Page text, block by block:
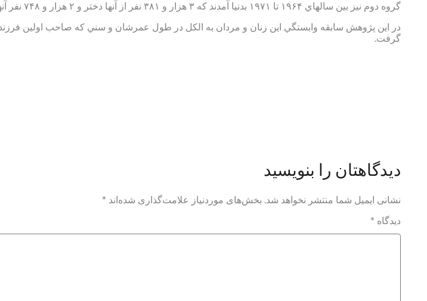
گروه دوم نيز بين سالهاي ۱۹۶۴ تا ۱۹۷۱ بدنيا آمدند كه ۳ هزار و ۳۸۱ نفر از آنها دختر و ۲ هزار و ۷۴۸ نفر آنها پسر بودند.
در اين پژوهش سابقه وابستگي اين زنان و مردان به الكل در طول عمرشان و سني كه صاحب اولين
گرفت.
دیدگاهتان را بنویسید
نشانی ایمیل شما منتشر نخواهد شد. بخش‌های موردنیاز علامت‌گذاری شده‌اند *
دیدگاه *